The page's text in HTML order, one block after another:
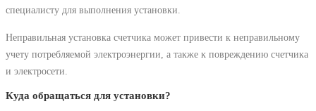
специалисту для выполнения установки.
Неправильная установка счетчика может привести к неправильному
учету потребляемой электроэнергии, а также к повреждению счетчика
и электросети.
Куда обращаться для установки?